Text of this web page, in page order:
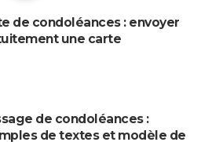
de condoléances : envoyer
une carte
de condoléances :
de textes et modèle de